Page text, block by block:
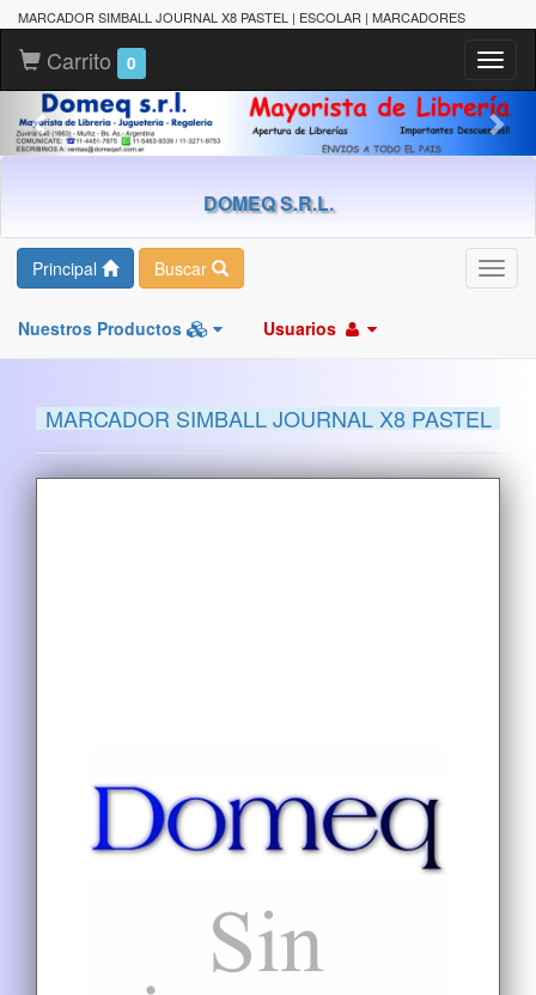
MARCADOR SIMBALL JOURNAL X8 PASTEL | ESCOLAR | MARCADORES
Carrito 0
DOMEQ S.R.L.
Principal Buscar
Nuestros Productos Usuarios
MARCADOR SIMBALL JOURNAL X8 PASTEL